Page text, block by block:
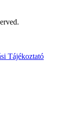
Tájékoztató